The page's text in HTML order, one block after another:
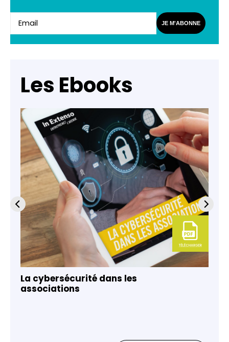
JE M'ABONNE
Les Ebooks
La cybersécurité dans les
associations